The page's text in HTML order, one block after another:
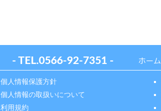
- TEL.0566-92-7351 - ホーム
個人情報保護方針
個人情報の取扱いについて
利用規約